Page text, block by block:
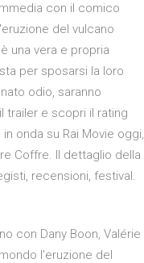
con il comico
del vulcano
una vera e propria
per sposarsi la loro
odio, saranno
trailer e scopri il rating
onda su Rai Movie oggi,
Coffre. Il dettaglio della
recensioni, festival.
con Dany Boon, Valérie
l'eruzione del